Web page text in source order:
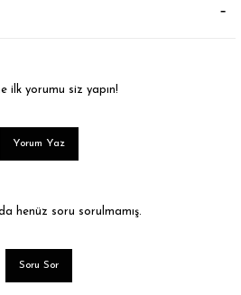
ilk yorumu siz yapın!
Yorum Yaz
henüz soru sorulmamış.
Soru Sor